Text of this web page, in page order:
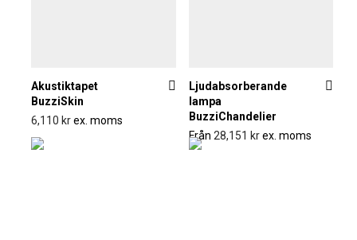
Akustiktapet
BuzziSkin
6,110 krex. moms
Ljudabsorberande
lampa
BuzziChandelier
Från 28,151 krex. moms